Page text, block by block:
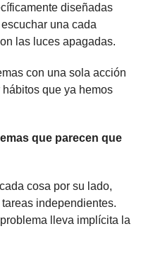
diseñadas
una cada
las luces apagadas.
con una sola acción
que ya hemos
que parecen que
cosa por su lado,
independientes.
lleva implícita la